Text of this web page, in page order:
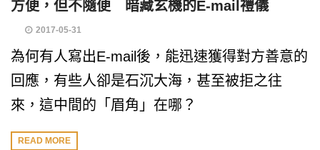
方便，但不隨便 暗藏玄機的E-mail禮儀
2017-05-31
為何有人寫出E-mail後，能迅速獲得對方善意的
回應，有些人卻是石沉大海，甚至被拒之往
來，這中間的「眉角」在哪？
READ MORE